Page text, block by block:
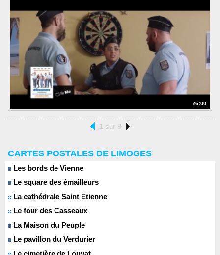
26:00
1 sur 8
CARTES POSTALES DE LIMOGES
Les bords de Vienne
Le square des émailleurs
La cathédrale Saint Etienne
Le four des Casseaux
La Maison du Peuple
Le pavillon du Verdurier